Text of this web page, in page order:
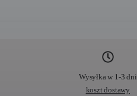
Wysyłka w 1-3 dni
koszt dostawy